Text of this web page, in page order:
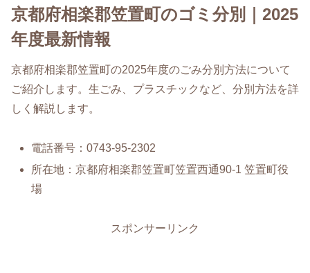
京都府相楽郡笠置町のゴミ分別｜2025
年度最新情報
京都府相楽郡笠置町の2025年度のごみ分別方法について
ご紹介します。生ごみ、プラスチックなど、分別方法を詳
しく解説します。
電話番号：0743-95-2302
所在地：京都府相楽郡笠置町笠置西通90-1 笠置町役
場
スポンサーリンク